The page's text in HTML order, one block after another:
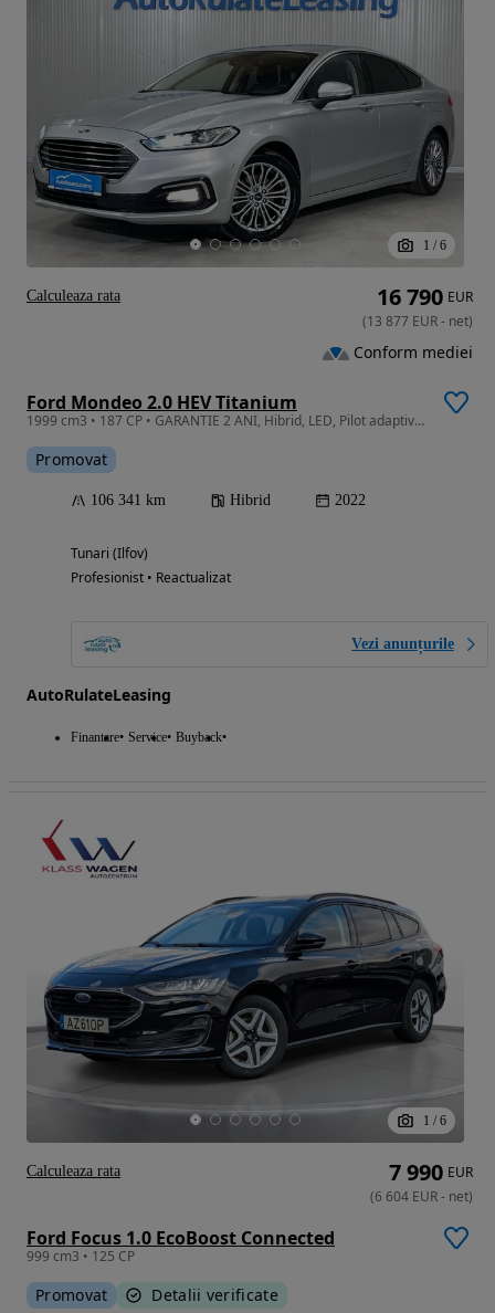
1 / 6
Ford Mondeo 2.0 HEV Titanium
1999 cm3 • 187 CP • GARANTIE 2 ANI, Hibrid, LED, Pilot adaptiv, Camera, Pachet iarna
Promovat
106 341 km Hibrid 2022
Tunari (Ilfov)
Profesionist • Reactualizat
Vezi anunțurile
AutoRulateLeasing
Finantare Service Buyback
16 790 EUR
(13 877 EUR- net)
Conform mediei
Calculeaza rata
1 / 6
Ford Focus 1.0 EcoBoost Connected
999 cm3 • 125 CP
Promovat Detalii verificate
7 990 EUR
(6 604 EUR- net)
Calculeaza rata